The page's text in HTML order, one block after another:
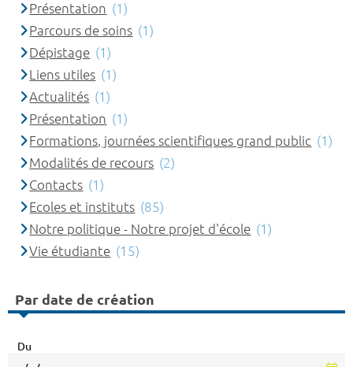
Présentation (1)
Parcours de soins (1)
Dépistage (1)
Liens utiles (1)
Actualités (1)
Présentation (1)
Formations, journées scientifiques grand public (1)
Modalités de recours (2)
Contacts (1)
Ecoles et instituts (85)
Notre politique - Notre projet d'école (1)
Vie étudiante (15)
Par date de création
Du